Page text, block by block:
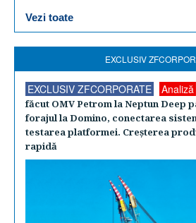
Vezi toate
EXCLUSIV
EXCLUSIV ZFCORPORATE Analiză
făcut OMV Petrom la Neptun Deep
forajul la Domino, conectarea
testarea platformei. Creşterea
rapidă